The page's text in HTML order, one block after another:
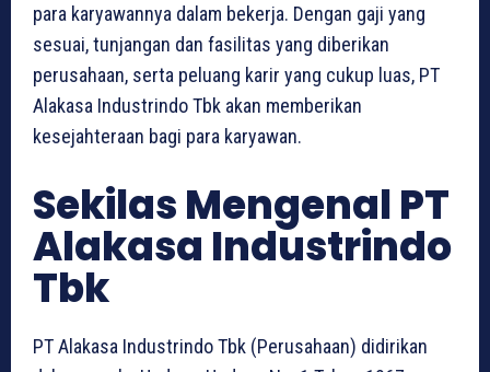
para karyawannya dalam bekerja. Dengan gaji yang
sesuai, tunjangan dan fasilitas yang diberikan
perusahaan, serta peluang karir yang cukup luas, PT
Alakasa Industrindo Tbk akan memberikan
kesejahteraan bagi para karyawan.
Sekilas Mengenal PT
Alakasa Industrindo
Tbk
PT Alakasa Industrindo Tbk (Perusahaan) didirikan